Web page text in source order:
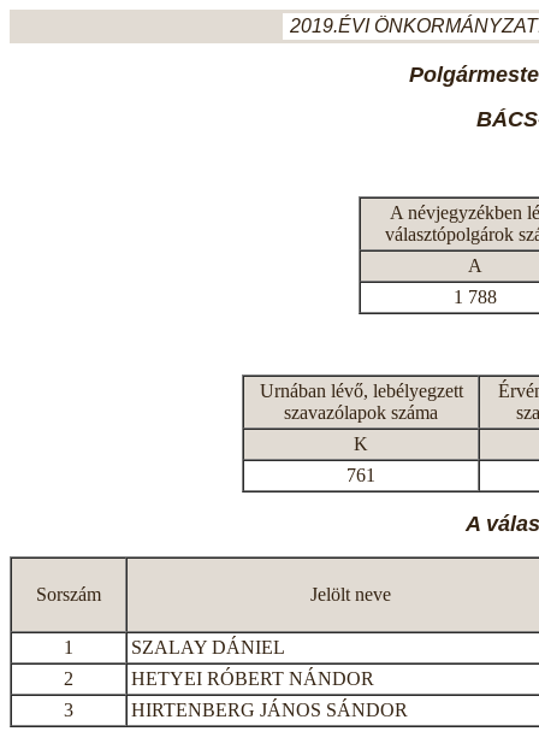
2019.ÉVI
A névjegyzékben
választópolgárok
A
1 788
Urnában lévő, lebélyegzett
szavazólapok száma
K
761
A
Sorszám Jelölt neve
1
SZALAY DÁNIEL
2
HETYEI RÓBERT NÁNDOR
3
HIRTENBERG JÁNOS SÁNDOR